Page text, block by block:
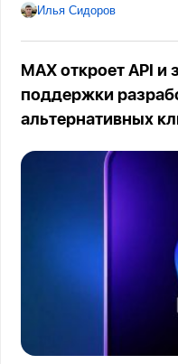
Илья Сидоров
MAX откроет API
поддержки
альтернативных